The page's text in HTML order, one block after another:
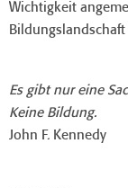
Wichtigkeit
Es gibt nur eine
Keine Bildung.
John F. Kennedy